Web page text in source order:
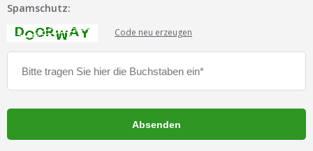
Spamschutz:
Code neu erzeugen